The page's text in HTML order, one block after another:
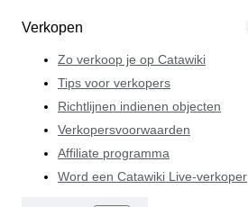
Verkopen
Zo verkoop je op Catawiki
Tips voor verkopers
Richtlijnen indienen objecten
Verkopersvoorwaarden
Affiliate programma
Word een Catawiki Live-verkoper